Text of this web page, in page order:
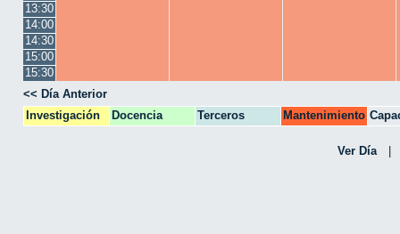
13:30
14:00
14:30
15:00
15:30
<< Día Anterior
Investigación
Docencia Terceros Mantenimiento
CPA
Ver Día
|